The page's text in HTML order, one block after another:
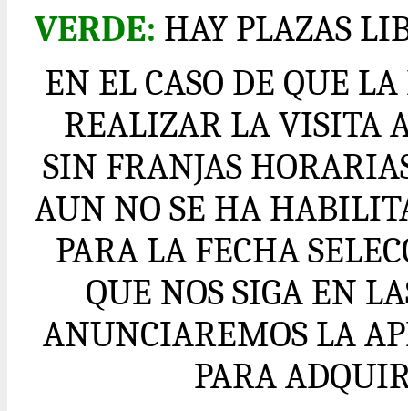
VERDE: HAY PLAZAS
EN EL CASO DE QUE
REALIZAR LA VISITA
SIN FRANJAS
AUN NO SE HA
PARA LA FECHA
QUE NOS SIGA EN
ANUNCIAREMOS LA
PARA